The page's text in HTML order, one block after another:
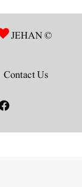
© Copyright 2026, All Rights Reserved |
JEHAN
Contact Us